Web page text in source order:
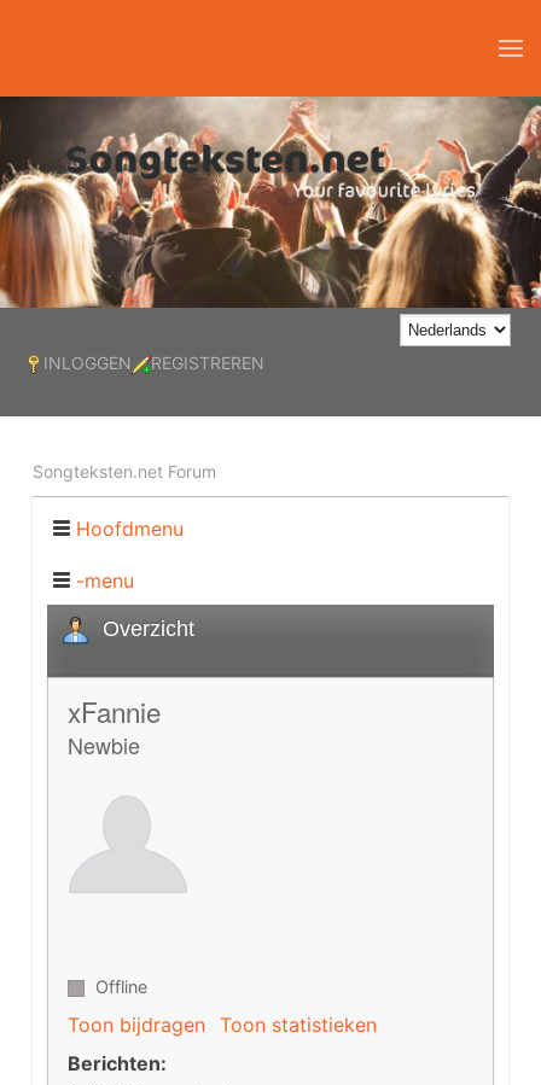
INLOGGEN REGISTREREN
Songteksten.net Forum
Hoofdmenu
-menu
Overzicht
xFannie
Newbie
Offline
Toon bijdragen Toon statistieken
Berichten: